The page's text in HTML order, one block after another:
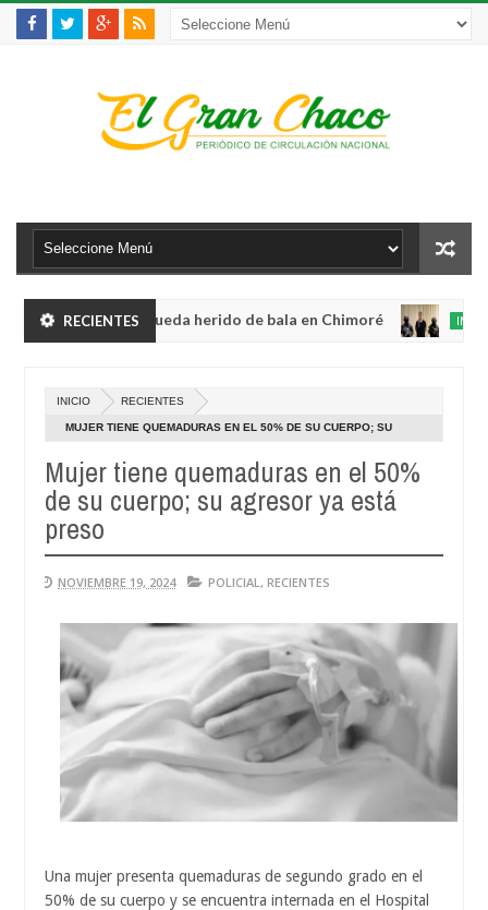
RECIENTES
robo y queda herido de bala en Chimoré
robo y queda herido de bala en Chimoré
Aug
20260
a 12 ministerios y concentra competencias estratégicas
INICIO RECIENTES
MUJER TIENE QUEMADURAS EN EL 50% DE SU CUERPO; SU
Mujer tiene quemaduras en el 50%
de su cuerpo; su agresor ya está
preso
NOVIEMBRE 19, 2024 POLICIAL , RECIENTES
Una mujer presenta quemaduras de segundo grado en el
50% de su cuerpo y se encuentra internada en el Hospital